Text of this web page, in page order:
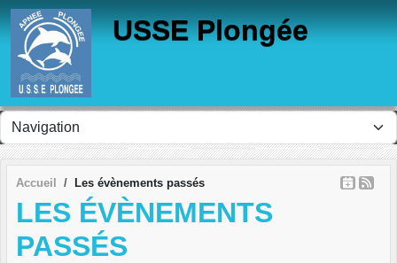
USSE Plongée
Accueil Les évènements passés
LES ÉVÈNEMENTS
PASSÉS
Panneau de gestion des cookies